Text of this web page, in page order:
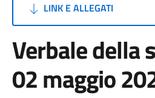
LINK E ALLEGATI
Verbale della
02 maggio